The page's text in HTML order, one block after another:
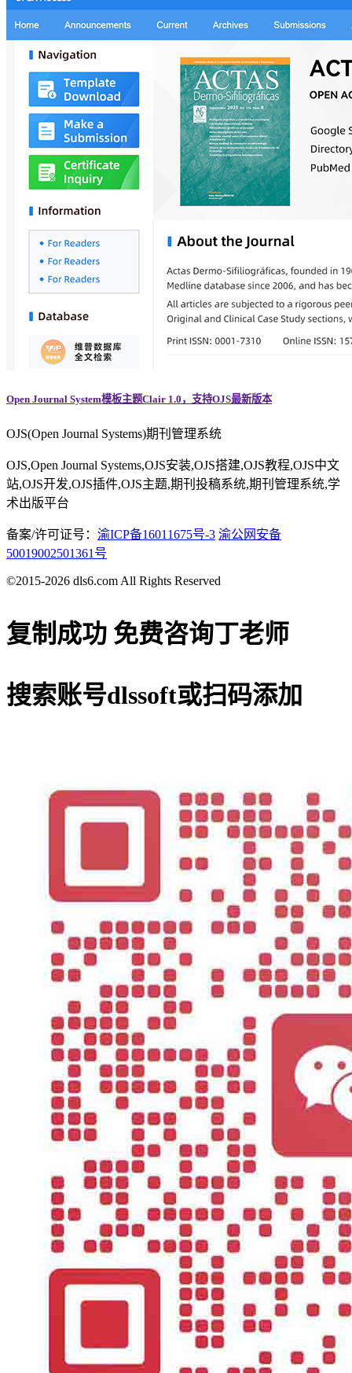
Open Journal System模板主题Clair 1.0，支持OJS最新版本
OJS(Open Journal Systems)期刊管理系统
OJS,Open Journal Systems,OJS安装,OJS搭建,OJS教程,OJS中文
站,OJS开发,OJS插件,OJS主题,期刊投稿系统,期刊管理系统,学
术出版平台
备案/许可证号： 渝ICP备16011675号-3 渝公网安备
50019002501361号
©2015-2026 dls6.com All Rights Reserved
复制成功 免费咨询丁老师
搜索账号dlssoft或扫码添加